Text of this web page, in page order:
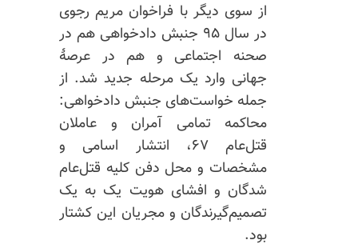
از سوی دیگر با فراخوان مریم رجوی
در سال ۹۵ جنبش دادخواهی هم در
صحنه اجتماعی و هم در عرصهٔ
جهانی وارد یک مرحله جدید شد. از
جمله خواست‌های جنبش دادخواهی:
محاکمه تمامی آمران و عاملان
قتل‌عام ۶۷، انتشار اسامی و
مشخصات و محل دفن کلیه قتل‌عام
شدگان و افشای هویت یک به یک
تصمیم‌گیرندگان و مجریان این کشتار
بود.